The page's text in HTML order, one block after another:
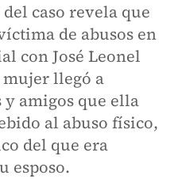
caso revela que
de abusos en
con José Leonel
mujer llegó a
amigos que ella
al abuso físico,
del que era
esposo.